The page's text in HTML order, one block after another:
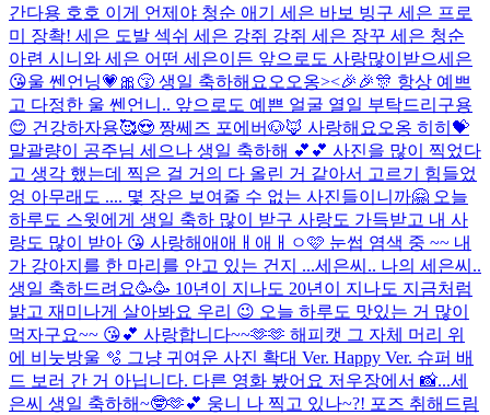
간다용 호호 이게 언제야 청순 애기 세은 바보 빙구 세은 프로
미 장촥! 세은 도발 섹쉬 세은 강쥐 강쥐 세은 장꾸 세은 청순
아련 시니와 세은 어떤 세은이든 앞으로도 사랑많이받으세은
😘울 쎈언닝💗🎀😚 생일 축하해요오오옹><🎉🎉🎊 항상 예쁘
고 다정한 울 쎈언니.. 앞으로도 예쁜 얼굴 열일 부탁드리구용
😊 건강하자용🥰😍 짱쎄즈 포에버🐶🦊 사랑해요오옹 히히💝
말괄량이 공주님 세으나 생일 축하해 💕💕 사진을 많이 찍었다
고 생각 했는데 찍은 걸 거의 다 올린 거 같아서 고르기 힘들었
엉 아무래도 .... 몇 장은 보여줄 수 없는 사진들이니까🤗 오늘
하루도 스윗에게 생일 축하 많이 받구 사랑도 가득받고 내 사
랑도 많이 받아 😘 사랑해애애ㅐ애ㅐㅇ🩷 눈썹 염색 중 ~~ 내
가 강아지를 한 마리를 안고 있는 건지 ...세은씨.. 나의 세은씨..
생일 축하드려요🥳🥳 10년이 지나도 20년이 지나도 지금처럼
밝고 재미나게 살아봐요 우리 😉 오늘 하루도 맛있는 거 많이
먹자구요~~ 😘💕 사랑합니다~~🫶🫶 해피캣 그 자체 머리 위
에 비눗방울 🫧 그냥 귀여운 사진 확대 Ver. Happy Ver. 슈퍼 배
드 보러 간 거 아닙니다. 다른 영화 봤어요 저우장에서 📸...세
은씨 생일 축하해~🤓🫶💕 웅니 나 찍고 있나~?! 포즈 취해드림